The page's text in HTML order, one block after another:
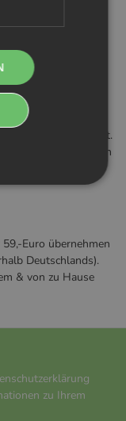
anderweitige
Bester
etwas mal nicht passt.
bist, ist dies kein
Euro übernehmen
Deutschlands).
& von zu Hause
zu Ihrem